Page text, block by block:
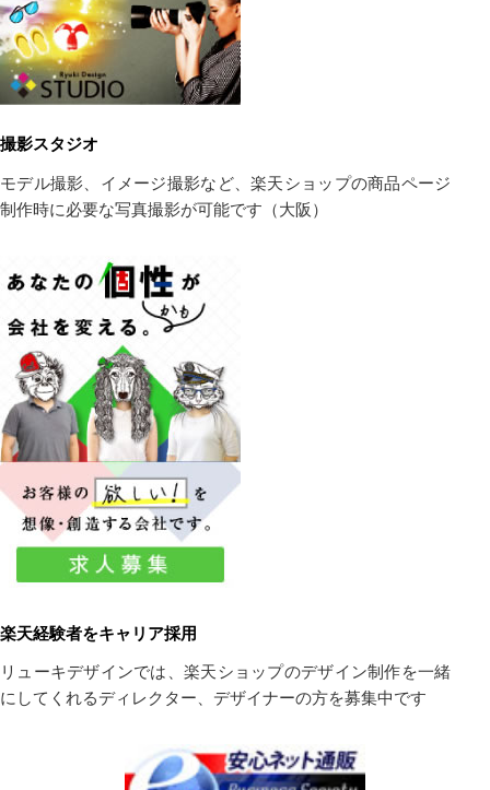
撮影スタジオ
モデル撮影、イメージ撮影など、楽天ショップの商品ページ
制作時に必要な写真撮影が可能です（大阪）
楽天経験者をキャリア採用
リューキデザインでは、楽天ショップのデザイン制作を一緒
にしてくれるディレクター、デザイナーの方を募集中です